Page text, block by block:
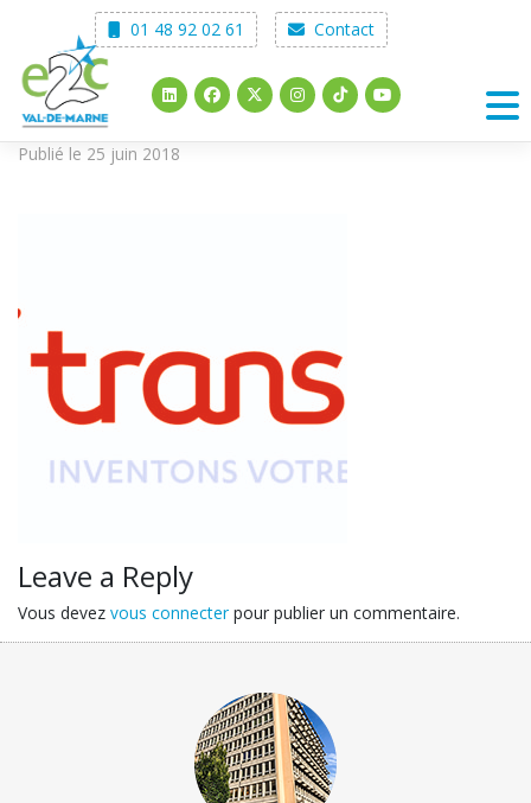
content
01 48 92 02 61 Contact
Publié le 25 juin 2018
Leave a Reply
Vous devez vous connecter pour publier un commentaire.